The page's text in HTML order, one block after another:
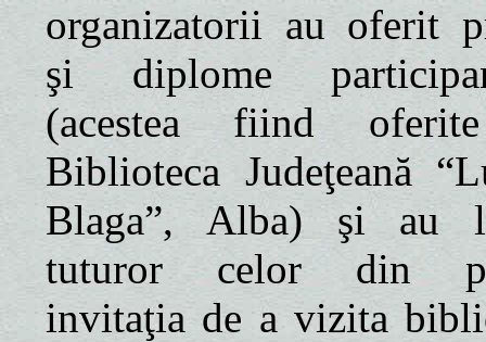
organizatorii au oferit
şi diplome
(acestea fiind
Biblioteca Judeţeană
Blaga”, Alba) şi au
tuturor celor din
invitaţia de a vizita